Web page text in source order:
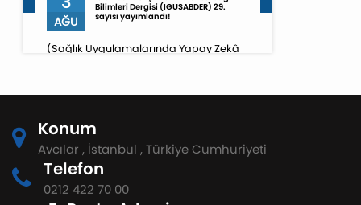
AĞU
Bilimleri Dergisi (IGUSABDER) 29.
sayısı yayımlandı!
(Sağlık Uygulamalarında Yapay Zekâ
Konum
Avcılar , İstanbul , Türkiye Cumhuriyeti
Telefon
0212 422 70 00